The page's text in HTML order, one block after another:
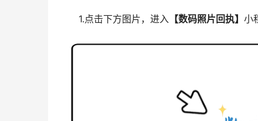
1.点击下方图片，进入 【数码照片回执】 小